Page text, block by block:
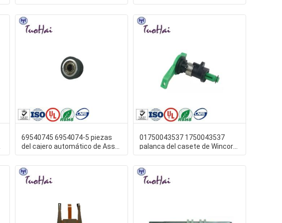
de NCR transportan mitad
de 4450663271 NCR
69540745 6954074-5 piezas
del cajero automático de Assy
Idler Wincor del rodillo
01750043537 1750043537
palanca del casete de Wincor
CMD de las piezas de la m